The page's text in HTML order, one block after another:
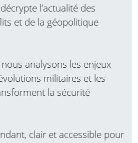
l’actualité des
et de la géopolitique
analysons les enjeux
militaires et les
la sécurité
clair et accessible pour